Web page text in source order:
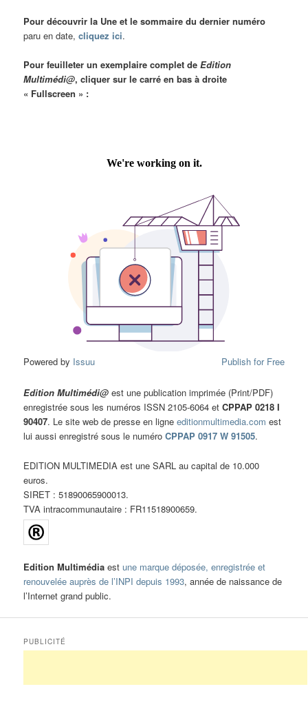
Pour découvrir la Une et le sommaire du dernier numéro
paru en date,cliquez ici.
Pour feuilleter un exemplaire complet deEdition
Multimédi@, cliquer sur le carré en bas à droite
« Fullscreen » :
Powered by Issuu Publish for Free
Edition Multimédi@ est une publication imprimée (Print/PDF)
enregistrée sous les numéros ISSN 2105-6064 etCPPAP 0218 I
90407. Le site web de presse en ligneeditionmultimedia.com est
lui aussi enregistré sous le numéroCPPAP 0917 W 91505.
EDITION MULTIMEDIA est une SARL au capital de 10.000
euros.
SIRET : 51890065900013.
TVA intracommunautaire : FR11518900659.
Edition Multimédia estune marque déposée, enregistrée et
renouvelée auprès de l’INPI depuis 1993, année de naissance de
l’Internet grand public.
PUBLICITÉ